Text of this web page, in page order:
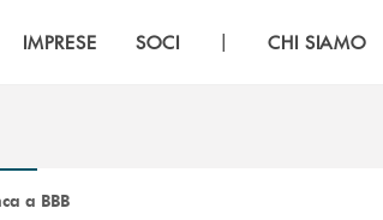
IMPRESE SOCI | CHI SIAMO
a BBB